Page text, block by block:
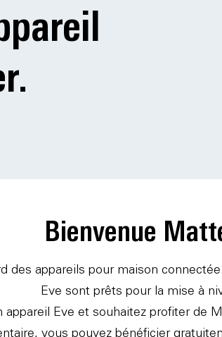
Bienvenue
des appareils pour maison
Eve sont prêts pour la mise à
appareil Eve et souhaitez profiter de
vous pouvez bénéficier